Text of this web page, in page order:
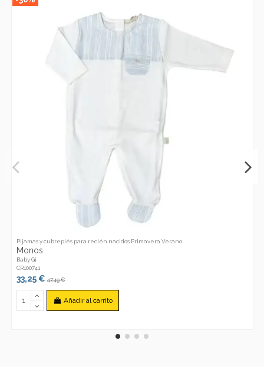
Pijamas y cubrepiés para recién nacidos Primavera Verano
Monos
Baby Gi
CR100741
33,25 € 47,49 €
Añadir al carrito